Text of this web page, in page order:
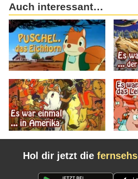
Auch interessant…
Hol dir jetzt die